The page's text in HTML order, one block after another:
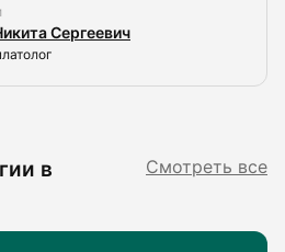
Сергеевич
в
Смотреть все